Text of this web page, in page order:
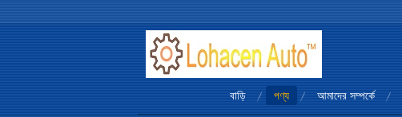
বাড়ি পণ্য আমাদের সম্পর্কে